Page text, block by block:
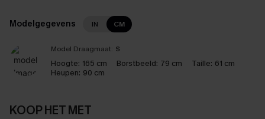
Modelgegevens IN CM
Model Draagmaat: S
Hoogte: 165 cm Borstbeeld: 79 cm Taille: 61 cm
Heupen: 90 cm
KOOP HET MET